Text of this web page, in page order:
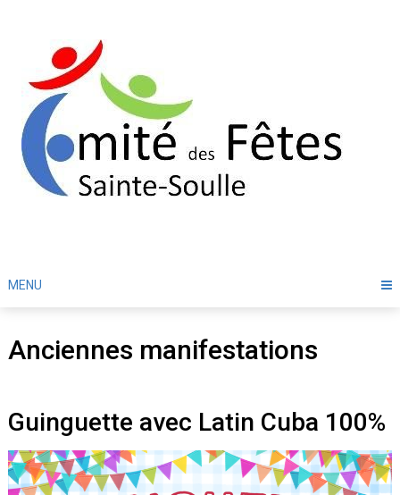
MENU
Anciennes manifestations
Guinguette avec Latin Cuba 100%